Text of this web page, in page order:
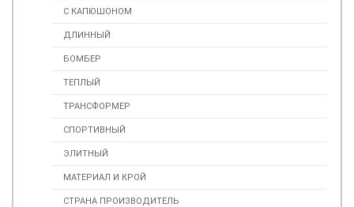
С КАПЮШОНОМ
ДЛИННЫЙ
БОМБЕР
ТЕПЛЫЙ
ТРАНСФОРМЕР
СПОРТИВНЫЙ
ЭЛИТНЫЙ
МАТЕРИАЛ И КРОЙ
СТРАНА ПРОИЗВОДИТЕЛЬ